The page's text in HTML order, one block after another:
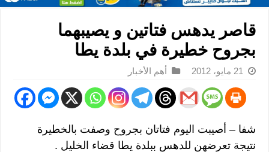
قاصر يدهس فتاتين و يصيبهما
بجروح خطيرة في بلدة يطا
21 مايو، 2012 أهم الأخبار
شفا – أصيبت اليوم فتاتان بجروح وصفت بالخطيرة
نتيجة تعرضهن للدهس ببلدة يطا قضاء الخليل .